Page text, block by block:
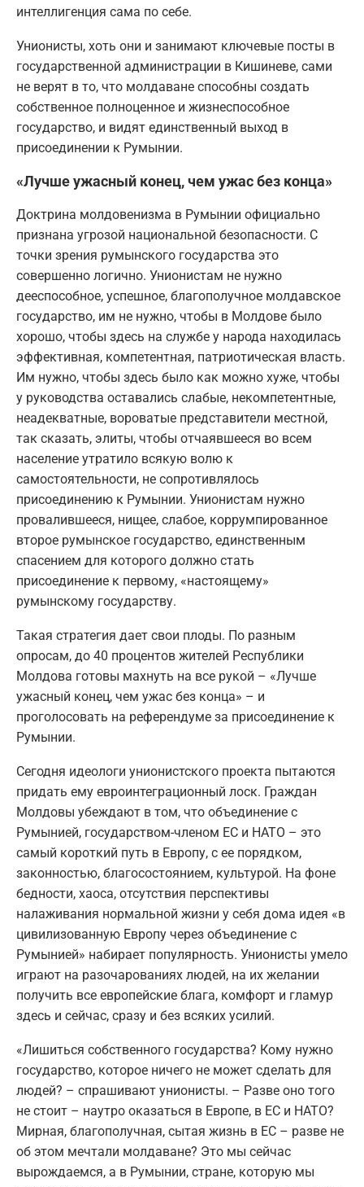
интеллигенция сама по себе.
Унионисты, хоть они и занимают ключевые посты в
государственной администрации в Кишиневе, сами
не верят в то, что молдаване способны создать
собственное полноценное и жизнеспособное
государство, и видят единственный выход в
присоединении к Румынии.
«Лучше ужасный конец, чем ужас без конца»
Доктрина молдовенизма в Румынии официально
признана угрозой национальной безопасности. С
точки зрения румынского государства это
совершенно логично. Унионистам не нужно
дееспособное, успешное, благополучное молдавское
государство, им не нужно, чтобы в Молдове было
хорошо, чтобы здесь на службе у народа находилась
эффективная, компетентная, патриотическая власть.
Им нужно, чтобы здесь было как можно хуже, чтобы
у руководства оставались слабые, некомпетентные,
неадекватные, вороватые представители местной,
так сказать, элиты, чтобы отчаявшееся во всем
население утратило всякую волю к
самостоятельности, не сопротивлялось
присоединению к Румынии. Унионистам нужно
провалившееся, нищее, слабое, коррумпированное
второе румынское государство, единственным
спасением для которого должно стать
присоединение к первому, «настоящему»
румынскому государству.
Такая стратегия дает свои плоды. По разным
опросам, до 40 процентов жителей Республики
Молдова готовы махнуть на все рукой – «Лучше
ужасный конец, чем ужас без конца» – и
проголосовать на референдуме за присоединение к
Румынии.
Сегодня идеологи унионистского проекта пытаются
придать ему евроинтеграционный лоск. Граждан
Молдовы убеждают в том, что объединение с
Румынией, государством-членом ЕС и НАТО – это
самый короткий путь в Европу, с ее порядком,
законностью, благосостоянием, культурой. На фоне
бедности, хаоса, отсутствия перспективы
налаживания нормальной жизни у себя дома идея «в
цивилизованную Европу через объединение с
Румынией» набирает популярность. Унионисты умело
играют на разочарованиях людей, на их желании
получить все европейские блага, комфорт и гламур
здесь и сейчас, сразу и без всяких усилий.
«Лишиться собственного государства? Кому нужно
государство, которое ничего не может сделать для
людей? – спрашивают унионисты. – Разве оно того
не стоит – наутро оказаться в Европе, в ЕС и НАТО?
Мирная, благополучная, сытая жизнь в ЕС – разве не
об этом мечтали молдаване? Это мы сейчас
вырождаемся, а в Румынии, стране, которую мы